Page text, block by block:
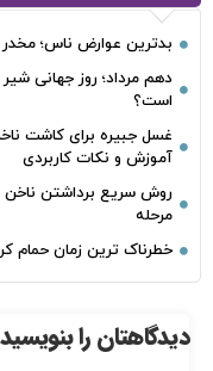
بدترین عوارض ناس؛ مخدر
دهم مرداد؛ روز جهانی شیر
است؟
غسل جبیره برای کاشت ناخن
آموزش و نکات کاربردی
روش سریع برداشتن ناخن
مرحله
خطرناک‌ ترین زمان‌ حمام
دیدگاهتان را بنویسید